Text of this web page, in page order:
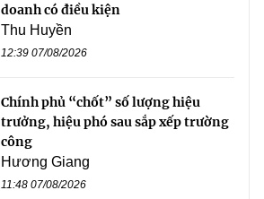
doanh có điều kiện
Thu Huyền
12:39 07/08/2026
Chính phủ “chốt” số lượng hiệu
trưởng, hiệu phó sau sắp xếp trường
công
Hương Giang
11:48 07/08/2026